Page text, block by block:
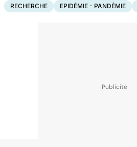
RECHERCHE EPIDÉMIE - PANDÉMIE